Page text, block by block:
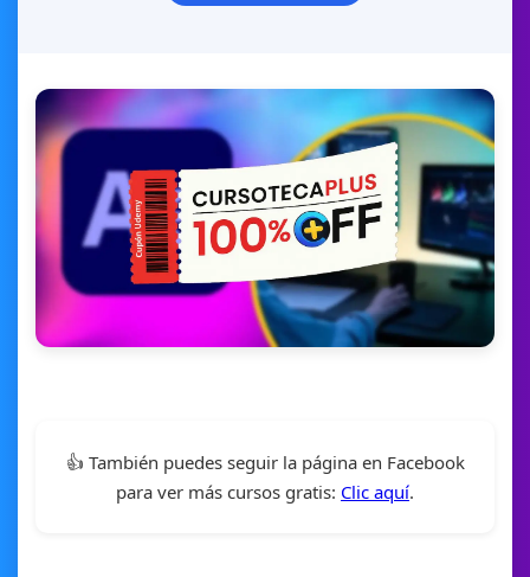
👍 También puedes seguir la página en Facebook
para ver más cursos gratis: Clic aquí.